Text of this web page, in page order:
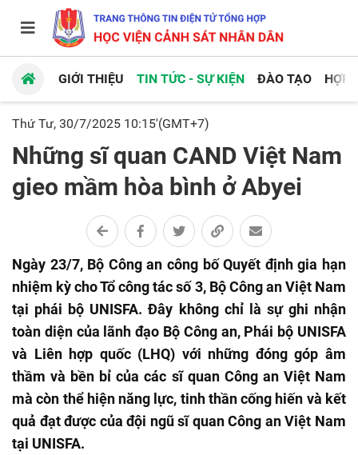
GIỚI THIỆU TIN TỨC - SỰ KIỆN ĐÀO TẠO HỢP
Thứ Tư, 30/7/2025 10:15'(GMT+7)
Những sĩ quan CAND Việt Nam
gieo mầm hòa bình ở Abyei
Ngày 23/7, Bộ Công an công bố Quyết định gia hạn
nhiệm kỳ cho Tổ công tác số 3, Bộ Công an Việt Nam
tại phái bộ UNISFA. Đây không chỉ là sự ghi nhận
toàn diện của lãnh đạo Bộ Công an, Phái bộ UNISFA
và Liên hợp quốc (LHQ) với những đóng góp âm
thầm và bền bỉ của các sĩ quan Công an Việt Nam
mà còn thể hiện năng lực, tinh thần cống hiến và kết
quả đạt được của đội ngũ sĩ quan Công an Việt Nam
tại UNISFA.